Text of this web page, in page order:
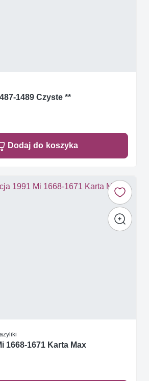
1489 Czyste **
Dodaj do koszyka
1668-1671 Karta Max